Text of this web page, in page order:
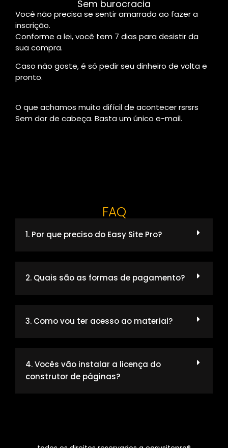
Sem burocracia
Você não precisa se sentir amarrado ao fazer a
inscrição.
Conforme a lei, você tem 7 dias para desistir da
sua compra.
Caso não goste, é só pedir seu dinheiro de volta e
pronto.
O que achamos muito difícil de acontecer rsrsrs
Sem dor de cabeça. Basta um único e-mail.
FAQ
1. Por que preciso do Easy Site Pro?
2. Quais são as formas de pagamento?
3. Como vou ter acesso ao material?
4. Vocês vão instalar a licença do
construtor de páginas?